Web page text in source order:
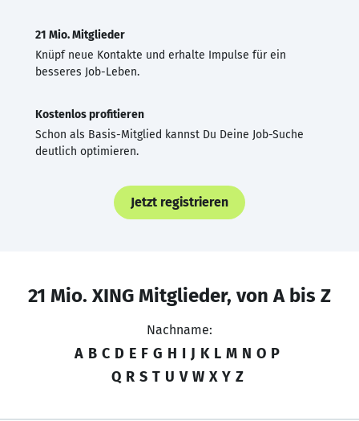
21 Mio. Mitglieder
Knüpf neue Kontakte und erhalte Impulse für ein
besseres Job-Leben.
Kostenlos profitieren
Schon als Basis-Mitglied kannst Du Deine Job-Suche
deutlich optimieren.
Jetzt registrieren
21 Mio. XING Mitglieder, von A bis Z
Nachname:
A B C D E F G H I J K L M N O P
Q R S T U V W X Y Z